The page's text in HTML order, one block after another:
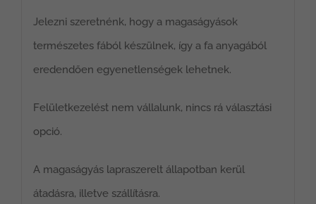
Jelezni szeretnénk, hogy a magaságyások
természetes fából készülnek, így a fa anyagából
eredendően egyenetlenségek lehetnek.
Felületkezelést nem vállalunk, nincs rá választási
opció.
A magaságyás lapraszerelt állapotban kerül
átadásra, illetve szállításra.